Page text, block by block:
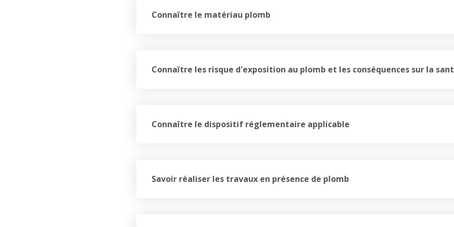
Connaître le matériau plomb
Connaître les risque d'exposition au plomb et les conséquences sur la
Connaître le dispositif réglementaire applicable
Savoir réaliser les travaux en présence de plomb